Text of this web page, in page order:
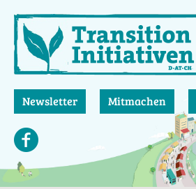
zum
Inhalt
Newsletter Mitmachen